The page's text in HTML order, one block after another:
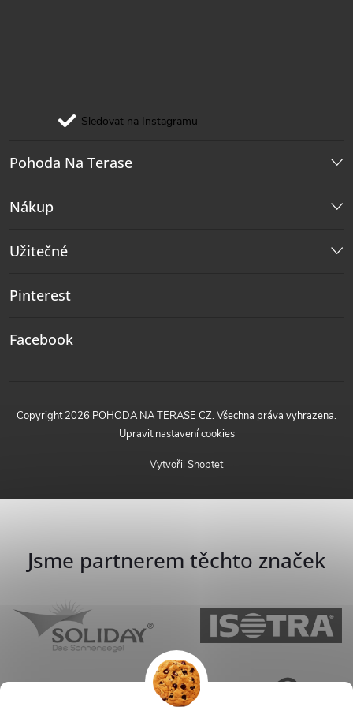
Sledovat na Instagramu
Pohoda Na Terase
Nákup
Užitečné
Pinterest
Facebook
Vytvořil Shoptet
Copyright 2026 POHODA NA TERASE CZ. Všechna práva vyhrazena.
Upravit nastavení cookies
Jsme partnerem těchto značek